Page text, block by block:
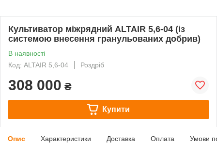
Культиватор міжрядний ALTAIR 5,6-04 (із
системою внесення гранульованих добрив)
В наявності
Код: ALTAIR 5,6-04
Роздріб
308 000 ₴
Купити
Опис Характеристики Доставка Оплата Умови